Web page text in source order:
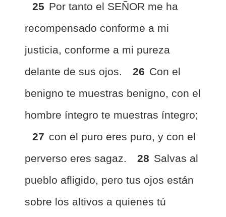
25 Por tanto el SEÑOR me ha
recompensado conforme a mi
justicia, conforme a mi pureza
delante de sus ojos.
26 Con el
benigno te muestras benigno, con el
hombre íntegro te muestras íntegro;
27 con el puro eres puro, y con el
perverso eres sagaz.
28 Salvas al
pueblo afligido, pero tus ojos están
sobre los altivos a quienes tú